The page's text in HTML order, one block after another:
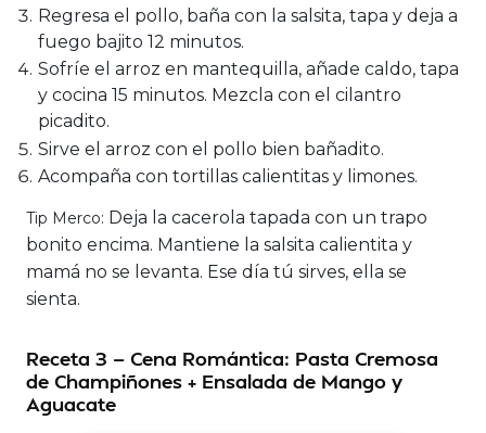
Regresa el pollo, baña con la salsita, tapa y deja a
fuego bajito 12 minutos.
Sofríe el arroz en mantequilla, añade caldo, tapa
y cocina 15 minutos. Mezcla con el cilantro
picadito.
Sirve el arroz con el pollo bien bañadito.
Acompaña con tortillas calientitas y limones.
Tip Merco: Deja la cacerola tapada con un trapo
bonito encima. Mantiene la salsita calientita y
mamá no se levanta. Ese día tú sirves, ella se
sienta.
Receta 3 — Cena Romántica: Pasta Cremosa
de Champiñones + Ensalada de Mango y
Aguacate